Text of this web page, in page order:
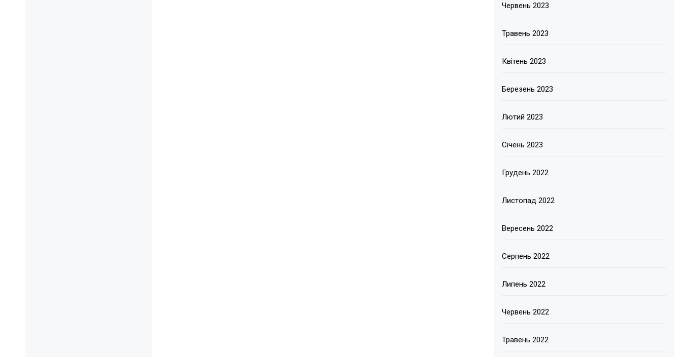
Червень 2023
Травень 2023
Квітень 2023
Березень 2023
Лютий 2023
Січень 2023
Грудень 2022
Листопад 2022
Вересень 2022
Серпень 2022
Липень 2022
Червень 2022
Травень 2022